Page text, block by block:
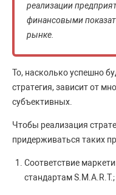
реализации
финансовыми
рынке.
То, насколько успешно
стратегия, зависит от
субъективных.
Чтобы реализация
придерживаться таких
Соответствие
стандартам S.M.A.R.T.;